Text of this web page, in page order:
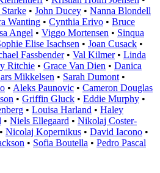
• John Ducey • Nanna Blondell
Wanting • Cynthia Erivo • Bruce
Angel • Viggo Mortensen • Sinqua
Elise Isachsen • Joan Cusack •
Fassbender• Val Kilmer• Linda
Ritchie • Grace Van Dien • Danica
Mikkelsen • Sarah Dumont •
• Aleks Paunovic • Cameron Douglas
• Griffin Gluck • Eddie Murphy •
• Louisa Harland • Haley
• Niels Ellegaard • Nikolaj Coster-
• Nicolaj Kopernikus • David Iacono •
• Sofia Boutella • Pedro Pascal